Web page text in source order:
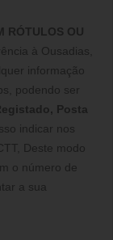
RÓTULOS OU
à Ousadias,
informação
podendo ser
Posta
indicar nos
Deste modo
o número de
a sua